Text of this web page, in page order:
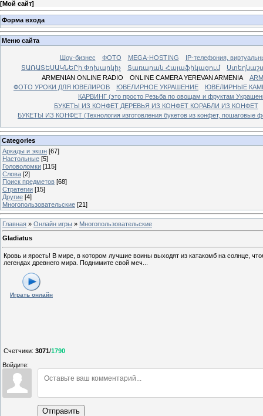
[Мой сайт]
Форма входа
Меню сайта
Шоу-бизнес ФОТО MEGA-HOSTING
IP-телефония,
ՏԱՌԱՏԵՍԱԿՆԵՐի Փոխարկիչ
Տառարան Հայաֆիկացում
ARMENIAN ONLINE RADIO
ONLINE CAMERA YEREVAN ARMENIA
ФОТО УРОКИ ДЛЯ ЮВЕЛИРОВ
ЮВЕЛИРНОЕ УКРАШЕНИЕ
ЮВЕЛИРНЫЕ
КАРВИНГ (это просто Резьба по овощам и фруктам
БУКЕТЫ ИЗ КОНФЕТ ДЕРЕВЬЯ ИЗ КОНФЕТ КОРАБЛИ ИЗ КОНФЕТ
БУКЕТЫ ИЗ КОНФЕТ (Технология изготовления букетов из конфет, пошаговые
Categories
Аркады и экшн [67]
Настольные [5]
Головоломки [115]
Слова [2]
Поиск предметов [68]
Стратегии [15]
Другие [4]
Многопользовательские [21]
Главная » Онлайн игры » Многопользовательские
Gladiatus
Кровь и ярость! В мире, в котором лучшие воины выходят из катакомб на солнце,
легендах древнего мира. Поднимите свой меч...
Играть онлайн
Счетчики: 3071/1790
Войдите:
Отправить